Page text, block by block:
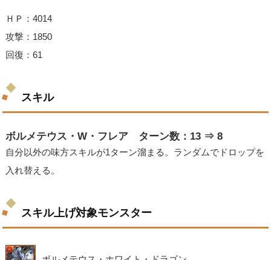
ＨＰ：4014
攻撃：1850
回復：61
スキル
ボルメテウス・W・フレア ターン数：13 ⇒ 8
自分以外の味方スキルが1ターン溜まる。ランダムでドロップを
入れ替える。
スキル上げ対象モンスター